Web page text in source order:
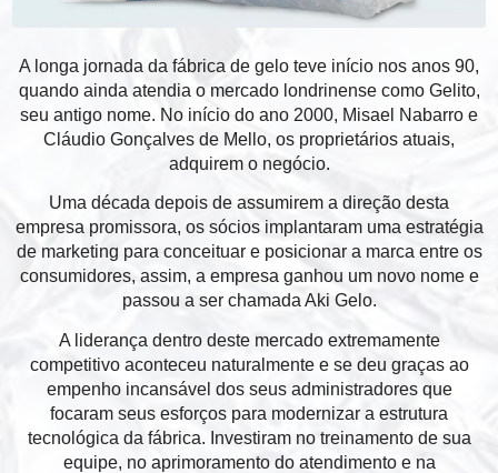
A longa jornada da fábrica de gelo teve início nos anos 90,
quando ainda atendia o mercado londrinense como Gelito,
seu antigo nome. No início do ano 2000, Misael Nabarro e
Cláudio Gonçalves de Mello, os proprietários atuais,
adquirem o negócio.
Uma década depois de assumirem a direção desta
empresa promissora, os sócios implantaram uma estratégia
de marketing para conceituar e posicionar a marca entre os
consumidores, assim, a empresa ganhou um novo nome e
passou a ser chamada Aki Gelo.
A liderança dentro deste mercado extremamente
competitivo aconteceu naturalmente e se deu graças ao
empenho incansável dos seus administradores que
focaram seus esforços para modernizar a estrutura
tecnológica da fábrica. Investiram no treinamento de sua
equipe, no aprimoramento do atendimento e na